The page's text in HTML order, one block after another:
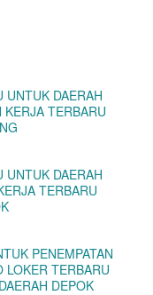
UNTUK DAERAH
TERBARU
UNTUK DAERAH
TERBARU
PENEMPATAN
LOKER TERBARU
DEPOK